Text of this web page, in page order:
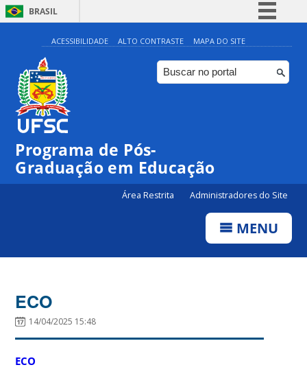
BRASIL
Simplifique!
Comunica BR
Participe
ACESSIBILIDADE ALTO CONTRASTE MAPA DO SITE
Programa de Pós-
Graduação em Educação
Área Restrita Administradores do Site
MENU
ECO
14/04/2025 15:48
ECO